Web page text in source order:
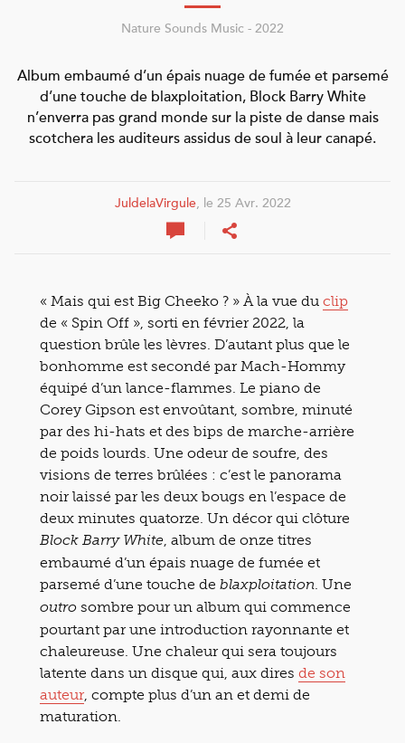
Nature Sounds Music - 2022
Album embaumé d’un épais nuage de fumée et parsemé
d’une touche de blaxploitation, Block Barry White
n’enverra pas grand monde sur la piste de danse mais
scotchera les auditeurs assidus de soul à leur canapé.
JuldelaVirgule, le 25 Avr. 2022
« Mais qui est Big Cheeko ? » À la vue du clip
de « Spin Off », sorti en février 2022, la
question brûle les lèvres. D’autant plus que le
bonhomme est secondé par Mach-Hommy
équipé d’un lance-flammes. Le piano de
Corey Gipson est envoûtant, sombre, minuté
par des hi-hats et des bips de marche-arrière
de poids lourds. Une odeur de soufre, des
visions de terres brûlées : c’est le panorama
noir laissé par les deux bougs en l’espace de
deux minutes quatorze. Un décor qui clôture
Block Barry White , album de onze titres
embaumé d’un épais nuage de fumée et
parsemé d’une touche de blaxploitation . Une
outro sombre pour un album qui commence
pourtant par une introduction rayonnante et
chaleureuse. Une chaleur qui sera toujours
latente dans un disque qui, aux dires de son
auteur , compte plus d’un an et demi de
maturation.